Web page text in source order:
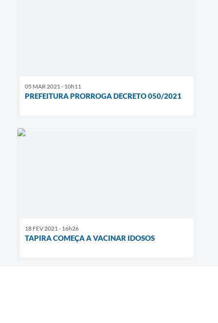
05 MAR 2021 - 10h11
PREFEITURA PRORROGA DECRETO 050/2021
18 FEV 2021 - 16h26
TAPIRA COMEÇA A VACINAR IDOSOS